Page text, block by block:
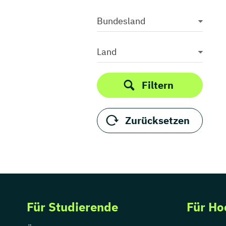
Bundesland
Land
Filtern
Zurücksetzen
Für Studierende Für